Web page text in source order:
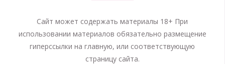
Сайт может содержать материалы 18+ При
использовании материалов обязательно размещение
гиперссылки на главную, или соответствующую
страницу сайта.